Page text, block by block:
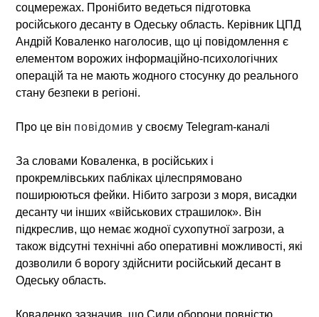
соцмережах. Пронібито ведеться підготовка
російського десанту в Одеську область. Керівник ЦПД
Андрій Коваленко наголосив, що ці повідомлення є
елементом ворожих інформаційно-психологічних
операцій та не мають жодного стосунку до реального
стану безпеки в регіоні.
Про це він повідомив у своєму Telegram-каналі
За словами Коваленка, в російських і
прокремлівських пабліках цілеспрямовано
поширюються фейки. Нібито загрози з моря, висадки
десанту чи інших «військових страшилок». Він
підкреслив, що немає жодної сухопутної загрози, а
також відсутні технічні або оперативні можливості, які
дозволили б ворогу здійснити російський десант в
Одеську область.
Коваленко зазначив, що Сили оборони повністю